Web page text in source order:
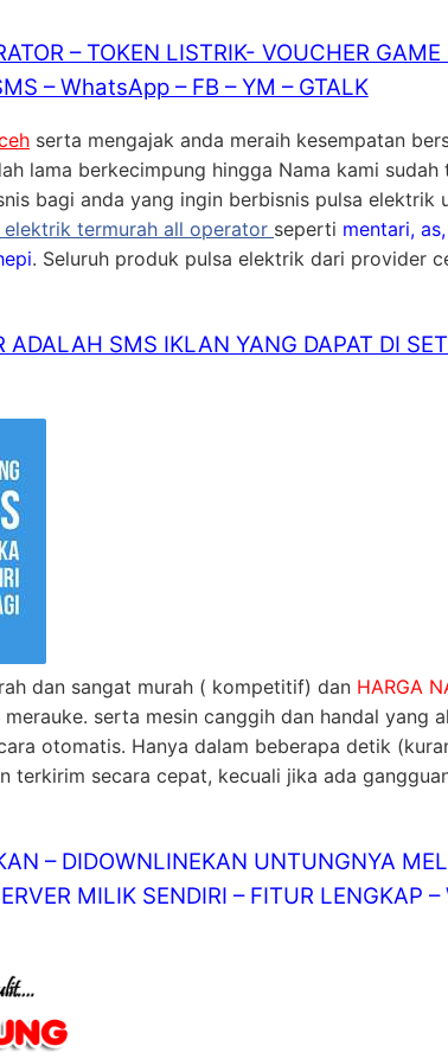
– TOKEN LISTRIK- VOUCHER GAME
– WhatsApp – FB – YM – GTALK
serta mengajak anda meraih kesempatan
lama berkecimpung hingga Nama kami sudah
bagi anda yang ingin berbisnis pulsa elektrik
elektrik termurah all operator seperti mentari,
. Seluruh produk pulsa elektrik dari provider
ADALAH SMS IKLAN YANG DAPAT DI
dan sangat murah ( kompetitif) dan HARGA
serta mesin canggih dan handal yang
otomatis. Hanya dalam beberapa detik
terkirim secara cepat, kecuali jika ada
– DIDOWNLINEKAN UNTUNGNYA
MILIK SENDIRI – FITUR LENGKAP –